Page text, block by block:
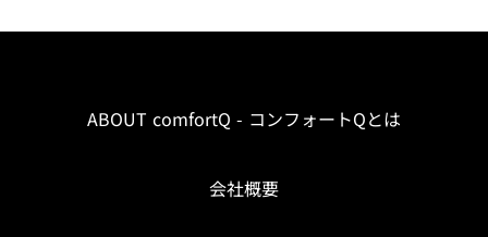
ABOUT comfortQ - コンフォートQとは
会社概要